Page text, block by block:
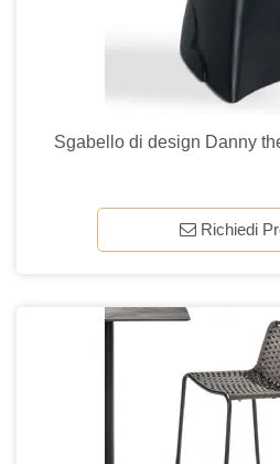
Sgabello di design Danny
Richiedi